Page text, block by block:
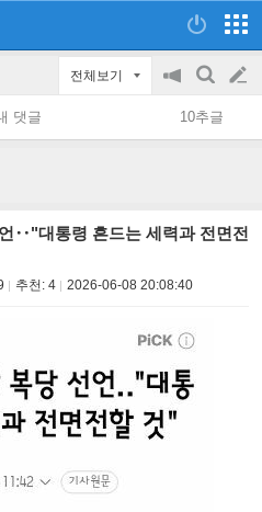
전체보기
공
지
on/off
검
색
글
쓰
댓글 10추글
‥"대통령 흔드는 세력과 전면전
추천: 4 2026-06-08 20:08:40